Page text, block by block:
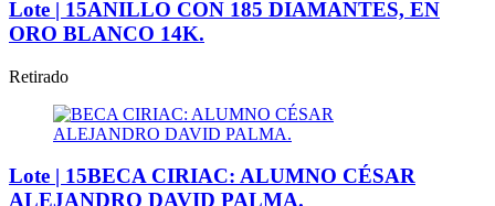
Lote | 15ANILLO CON 185 DIAMANTES, EN
ORO BLANCO 14K.
Retirado
Lote | 15BECA CIRIAC: ALUMNO CÉSAR
ALEJANDRO DAVID PALMA.